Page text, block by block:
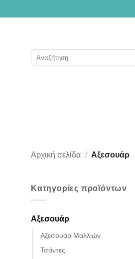
περιεχόμενο
Αναζήτηση
για:
Αρχική σελίδα / Αξεσουάρ
Κατηγορίες προϊόντων
Αξεσουάρ
Αξεσουάρ Μαλλιών
Τσάντες